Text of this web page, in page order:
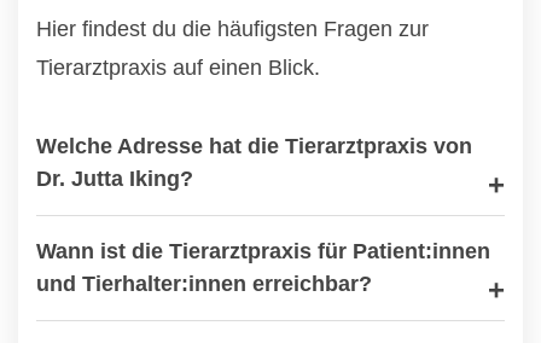
Hier findest du die häufigsten Fragen zur
Tierarztpraxis auf einen Blick.
Welche Adresse hat die Tierarztpraxis von
Dr. Jutta Iking?
Wann ist die Tierarztpraxis für Patient:innen
und Tierhalter:innen erreichbar?